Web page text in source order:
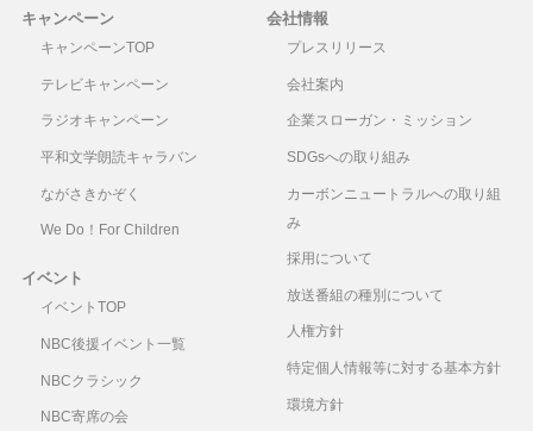
キャンペーン
キャンペーンTOP
テレビキャンペーン
ラジオキャンペーン
平和文学朗読キャラバン
ながさきかぞく
We Do！For Children
イベント
イベントTOP
NBC後援イベント一覧
NBCクラシック
NBC寄席の会
会社情報
プレスリリース
会社案内
企業スローガン・ミッション
SDGsへの取り組み
カーボンニュートラルへの取り組
み
採用について
放送番組の種別について
人権方針
特定個人情報等に対する基本方針
環境方針